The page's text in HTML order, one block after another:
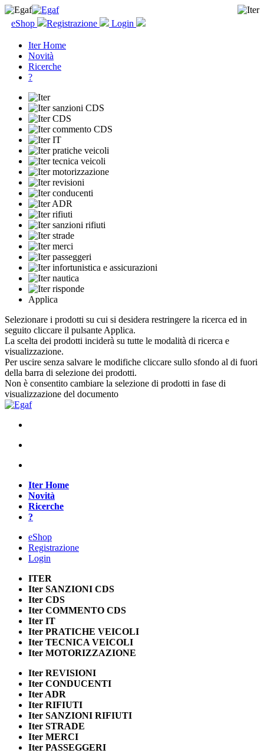
eShop Registrazione Login
Iter Home
Novità
Ricerche
?
Applica
Selezionare i prodotti su cui si desidera restringere la ricerca ed in
seguito cliccare il pulsante Applica.
La scelta dei prodotti inciderà su tutte le modalità di ricerca e
visualizzazione.
Per uscire senza salvare le modifiche cliccare sullo sfondo al di fuori
della barra di selezione dei prodotti.
Non è consentito cambiare la selezione di prodotti in fase di
visualizzazione del documento
Iter Home
Novità
Ricerche
?
eShop
Registrazione
Login
ITER
Iter SANZIONI CDS
Iter CDS
Iter COMMENTO CDS
Iter IT
Iter PRATICHE VEICOLI
Iter TECNICA VEICOLI
Iter MOTORIZZAZIONE
Iter REVISIONI
Iter CONDUCENTI
Iter ADR
Iter RIFIUTI
Iter SANZIONI RIFIUTI
Iter STRADE
Iter MERCI
Iter PASSEGGERI